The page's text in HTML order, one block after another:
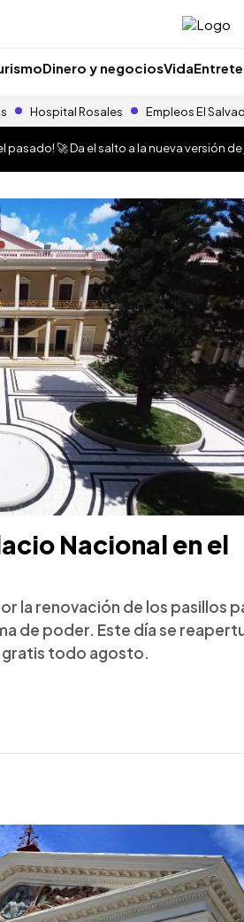
Dinero y negociosVida
Hospital Rosales Empleos El
pasado! 🚀 Da el salto a la nueva versión de
Nacional en el
la renovación de los pasillos
de poder. Este día se
gratis todo agosto.